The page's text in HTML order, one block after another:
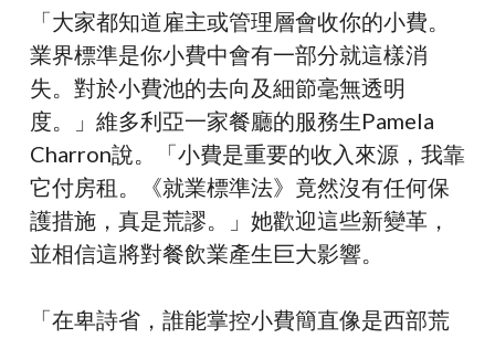
「大家都知道雇主或管理層會收你的小費。
業界標準是你小費中會有一部分就這樣消
失。對於小費池的去向及細節毫無透明
度。」維多利亞一家餐廳的服務生Pamela
Charron說。「小費是重要的收入來源，我靠
它付房租。《就業標準法》竟然沒有任何保
護措施，真是荒謬。」她歡迎這些新變革，
並相信這將對餐飲業產生巨大影響。
「在卑詩省，誰能掌控小費簡直像是西部荒